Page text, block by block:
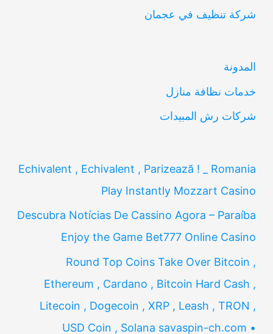
ث
ن
شركة تنظيف في عجمان
المدونة
خدمات نظافة منازل
شركات رش المبيدات
Echivalent , Echivalent , Parizează ! _ Romania
Play Instantly Mozzart Casino
Descubra Notícias De Cassino Agora – Paraíba
Enjoy the Game Bet777 Online Casino
Round Top Coins Take Over Bitcoin ,
Ethereum , Cardano , Bitcoin Hard Cash ,
Litecoin , Dogecoin , XRP , Leash , TRON ,
USD Coin , Solana savaspin-ch.com •